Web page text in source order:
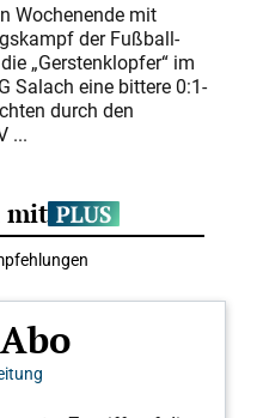
Wochenende mit
der Fußball-
„Gerstenklopfer“ im
Salach eine bittere 0:1-
durch den
...